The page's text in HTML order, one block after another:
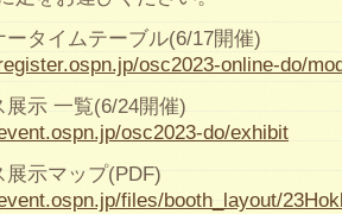
ータイムテーブル(6/17開催)
osc2023-online-do/
展示 一覧(6/24開催)
osc2023-do/exhibit
展示マップ(PDF)
files/booth_layout/